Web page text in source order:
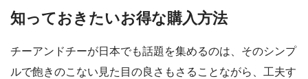
知っておきたいお得な購入方法
チーアンドチーが日本でも話題を集めるのは、そのシンプ
ルで飽きのこない見た目の良さもさることながら、工夫す